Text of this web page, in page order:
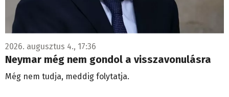
2026. augusztus 4., 17:36
Neymar még nem gondol a visszavonulásra
Még nem tudja, meddig folytatja.